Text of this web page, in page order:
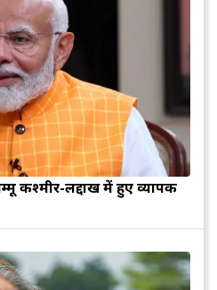
कश्मीर-लद्दाख में हुए व्यापक